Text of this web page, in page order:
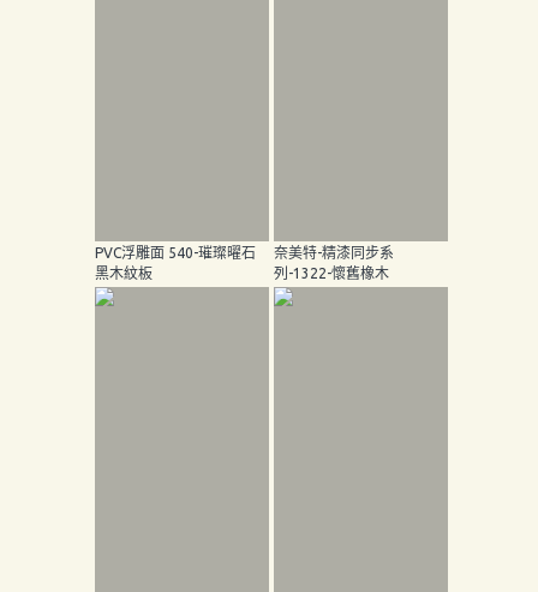
PVC浮雕面 540-璀璨曜石
黑木紋板
奈美特-精漆同步系
列-1322-懷舊橡木